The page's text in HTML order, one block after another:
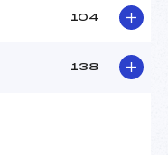
104
138